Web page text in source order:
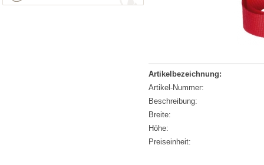
Artikelbezeichnung:
Artikel-Nummer:
Beschreibung:
Breite:
Höhe:
Preiseinheit: